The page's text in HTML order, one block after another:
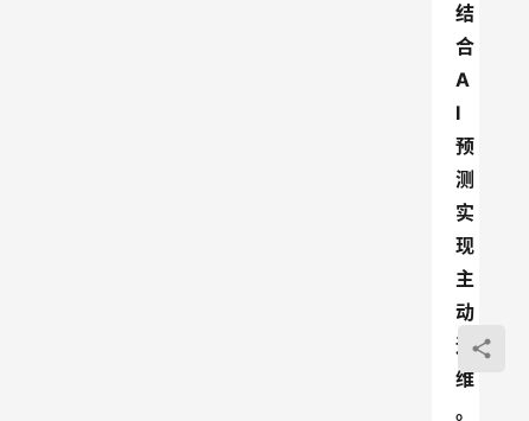
结
合
A
I
预
测
实
现
主
动
运
维
。